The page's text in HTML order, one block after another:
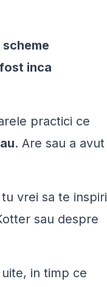
inca
practici ce
. Are sau a avut
vrei sa te inspiri
sau despre
in timp ce